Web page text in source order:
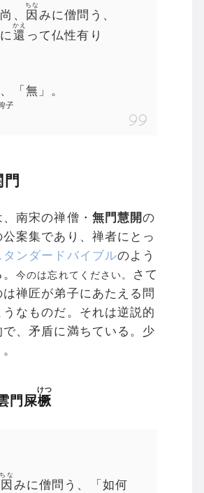
、 因
ちな
みに僧問う、
還
かえ
って仏性有り
「無」。
子
、南宋の禅僧・ 無門慧開の
案集であり、禅者にとっ
タンダードバイブルのよう
今のは忘れてください。
さて
は禅匠が弟子にあたえる問
なものだ。それは逆説的
、矛盾に満ちている。少
門屎橛
けつ
因
ちな
みに僧問う、「如何